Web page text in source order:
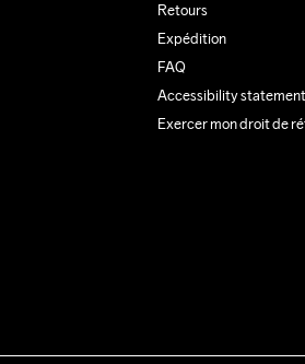
Retours
Expédition
FAQ
Accessibility statement
Exercer mon droit de